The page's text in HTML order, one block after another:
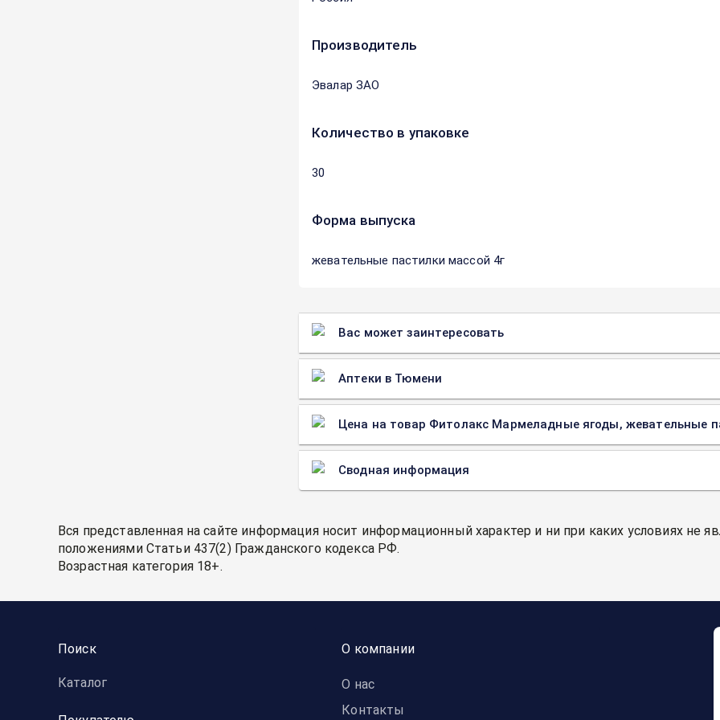
Производитель
Эвалар ЗАО
Количество в упаковке
30
Форма выпуска
жевательные пастилки массой 4г
Вас может заинтересовать
Аптеки в Тюмени
Цена на товар Фитолакс Мармеладные ягоды, жевательные
Сводная информация
Вся представленная на сайте информация носит информационный характер и ни при каких условиях не
положениями Статьи 437(2) Гражданского кодекса РФ.
Возрастная категория 18+.
Поиск
Каталог
О компании
О нас
Контакты